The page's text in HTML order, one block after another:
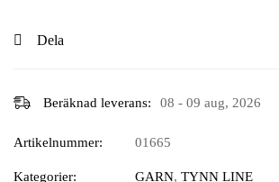
Dela
Beräknad leverans: 08 - 09 aug, 2026
Artikelnummer: 01665
Kategorier: GARN, TYNN LINE